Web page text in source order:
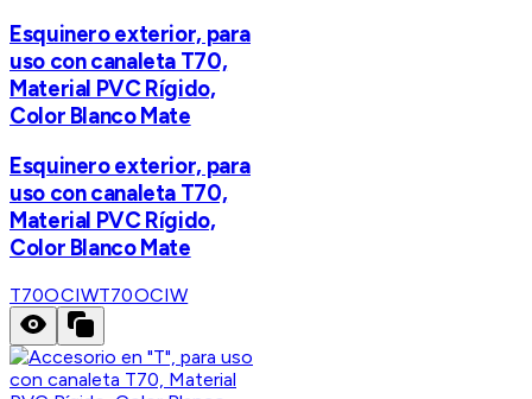
Esquinero exterior, para
uso con canaleta T70,
Material PVC Rígido,
Color Blanco Mate
Esquinero exterior, para
uso con canaleta T70,
Material PVC Rígido,
Color Blanco Mate
T70OCIWT70OCIW